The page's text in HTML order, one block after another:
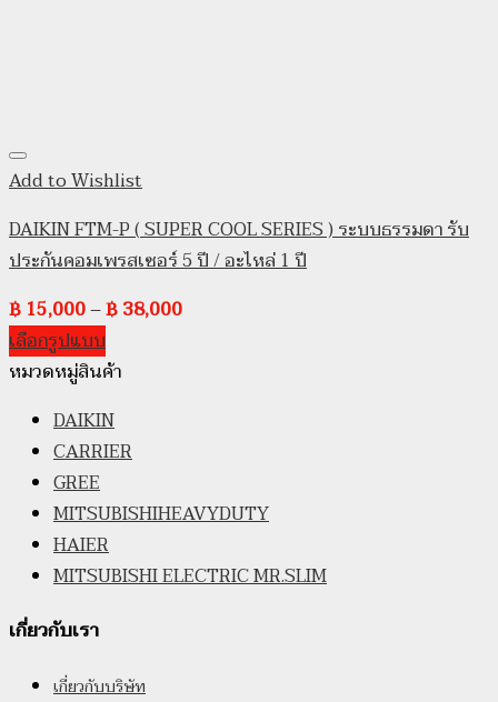
Add to Wishlist
DAIKIN FTM-P ( SUPER COOL SERIES ) ระบบธรรมดา รับ
ประกันคอมเพรสเซอร์ 5 ปี / อะไหล่ 1 ปี
฿ 15,000–฿38,000
เลือกรูปแบบ
หมวดหมู่สินค้า
DAIKIN
CARRIER
GREE
MITSUBISHIHEAVYDUTY
HAIER
MITSUBISHI ELECTRIC MR.SLIM
เกี่ยวกับเรา
เกี่ยวกับบริษัท